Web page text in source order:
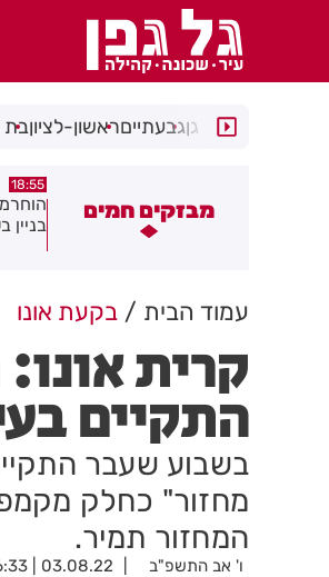
רמת גןגבעתייםראשון-לציוןבת
מבזקים חמים
הוחרמה משאית שהשליכה פסולת
בניין בשטח העיר חולון
18:48
ברכבו
עמוד הבית בקעת אונו
קרית
התקיים
בשבוע שעבר
מחזור" כחלק
המחזור תמיר.
ו' אב התשפ"ב 03.08.22 | 16:33